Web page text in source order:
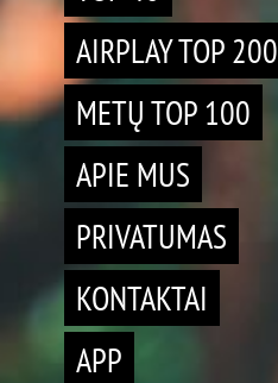
AIRPLAY TOP 200
METŲ TOP 100
APIE MUS
PRIVATUMAS
KONTAKTAI
APP